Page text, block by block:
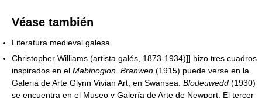
Véase también
Literatura medieval galesa
Christopher Williams (artista galés, 1873-1934)]] hizo tres cuadros
inspirados en el Mabinogion Branwen (1915) puede verse en la
Galeria de Arte Glynn Vivian Art, en Swansea. Blodeuwedd (1930)
se encuentra en el Museo y Galería de Arte de Newport. El tercer